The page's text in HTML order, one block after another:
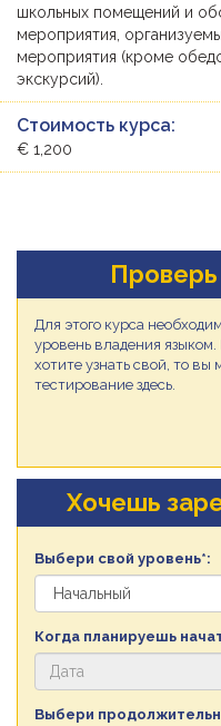
школьных помещений и
мероприятия,
мероприятия (кроме
экскурсий).
Стоимость курса:
€ 1,200
Проверь
Для этого курса
уровень владения
хотите узнать свой, то
тестирование здесь.
Хочешь
Выбери свой уровень*:
Когда планируешь
Выбери